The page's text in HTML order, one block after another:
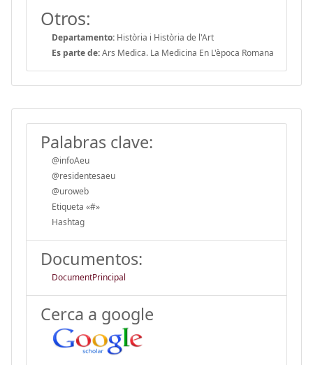
Otros:
Departamento: Història i Història de l'Art
Es parte de:Ars Medica. La Medicina En L'època Romana
Palabras clave:
@infoAeu
@residentesaeu
@uroweb
Etiqueta «#»
Hashtag
Documentos:
DocumentPrincipal
Cerca a google